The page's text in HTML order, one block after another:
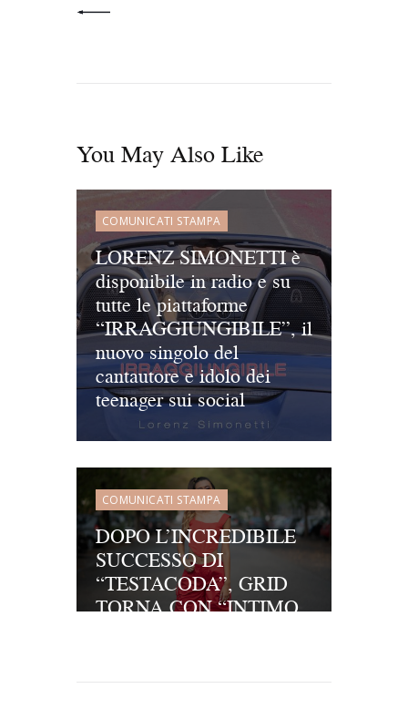
You May Also Like
COMUNICATI STAMPA
LORENZ SIMONETTI è
disponibile in radio e su
tutte le piattaforme
“IRRAGGIUNGIBILE”, il
nuovo singolo del
cantautore e idolo dei
teenager sui social
COMUNICATI STAMPA
DOPO L’INCREDIBILE
SUCCESSO DI
“TESTACODA”, GRID
TORNA CON “INTIMO